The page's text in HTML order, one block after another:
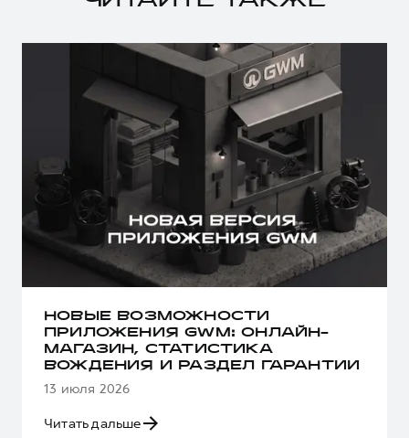
НОВЫЕ ВОЗМОЖНОСТИ
ПРИЛОЖЕНИЯ GWM: ОНЛАЙН-
МАГАЗИН, СТАТИСТИКА
ВОЖДЕНИЯ И РАЗДЕЛ ГАРАНТИИ
13 июля 2026
Читать дальше